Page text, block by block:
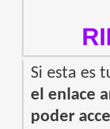
Si esta es
el enlace
poder